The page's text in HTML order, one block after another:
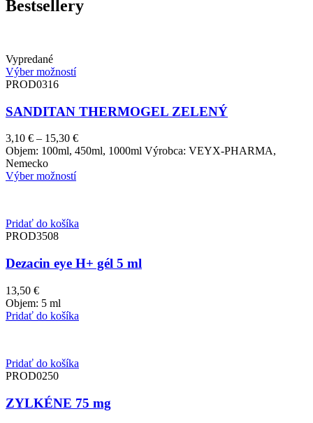
Bestsellery
Vypredané
Výber možností
PROD0316
SANDITAN THERMOGEL ZELENÝ
3,10 € – 15,30 €
range:
Objem: 100ml, 450ml, 1000ml Výrobca: VEYX-PHARMA,
Nemecko
Výber možností
Pridať do košíka
PROD3508
Dezacin eye H+ gél 5 ml
13,50 €
Objem: 5 ml
Pridať do košíka
Pridať do košíka
PROD0250
ZYLKÉNE 75 mg